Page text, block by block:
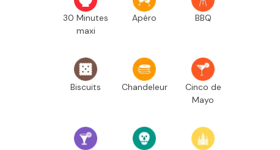
30 Minutes
maxi
Apéro BBQ
Biscuits Chandeleur
Cinco de
Mayo